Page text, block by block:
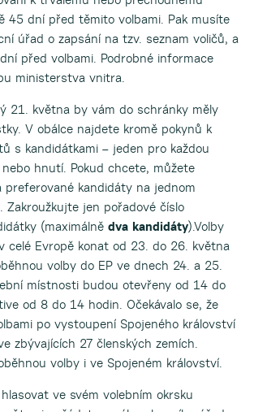
45 dní před těmito volbami. Pak musíte
úřad o zapsání na tzv. seznam voličů, a
před volbami. Podrobné informace
ministerstva vnitra.
21. května by vám do schránky měly
V obálce najdete kromě pokynů k
s kandidátkami – jeden pro každou
hnutí. Pokud chcete, můžete
preferované kandidáty na jednom
Zakroužkujte jen pořadové číslo
(maximálně dva kandidáty).Volby
celé Evropě konat od 23. do 26. května
volby do EP ve dnech 24. a 25.
místnosti budou otevřeny od 14 do
od 8 do 14 hodin. Očekávalo se, že
po vystoupení Spojeného království
zbývajících 27 členských zemích.
volby i ve Spojeném království.
ve svém volebním okrsku